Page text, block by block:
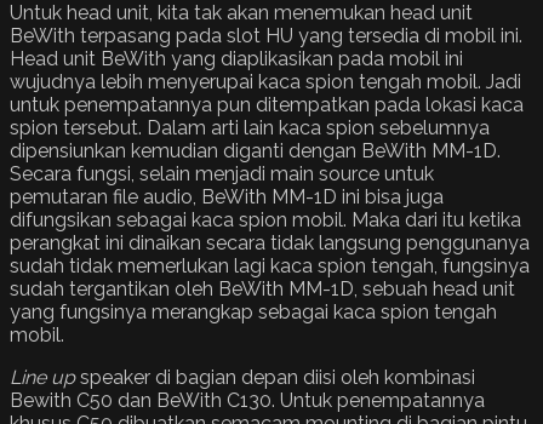
Untuk head unit, kita tak akan menemukan head unit
BeWith terpasang pada slot HU yang tersedia di mobil ini.
Head unit BeWith yang diaplikasikan pada mobil ini
wujudnya lebih menyerupai kaca spion tengah mobil. Jadi
untuk penempatannya pun ditempatkan pada lokasi kaca
spion tersebut. Dalam arti lain kaca spion sebelumnya
dipensiunkan kemudian diganti dengan BeWith MM-1D.
Secara fungsi, selain menjadi main source untuk
pemutaran file audio, BeWith MM-1D ini bisa juga
difungsikan sebagai kaca spion mobil. Maka dari itu ketika
perangkat ini dinaikan secara tidak langsung penggunanya
sudah tidak memerlukan lagi kaca spion tengah, fungsinya
sudah tergantikan oleh BeWith MM-1D, sebuah head unit
yang fungsinya merangkap sebagai kaca spion tengah
mobil.
Line upspeaker di bagian depan diisi oleh kombinasi
Bewith C50 dan BeWith C130. Untuk penempatannya